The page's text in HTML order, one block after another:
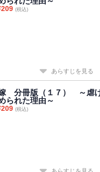
209 (税込)
あらすじを見る
分冊版（１７） ～虐
られた理由～
209 (税込)